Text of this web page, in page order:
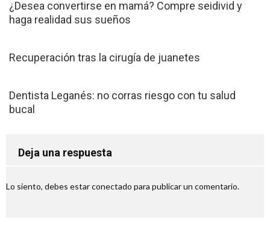
empresarial de Seidor Business One
Mejores campos de golf de España que
Alquiler de videowall en Barcelona –
Elige los accesorios de tu bebé con un
Mobiliario de diseño Vondom: ¿cómo
¿Desea convertirse en mamá? Compre seidivid y
haga realidad sus sueños
Recuperación tras la cirugía de juanetes
Dentista Leganés: no corras riesgo con tu salud
bucal
Deja una respuesta
Lo siento, debes estarconectado para publicar un comentario.